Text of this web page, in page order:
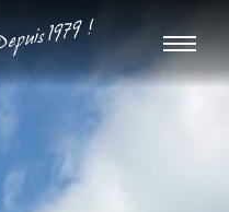
1979 !